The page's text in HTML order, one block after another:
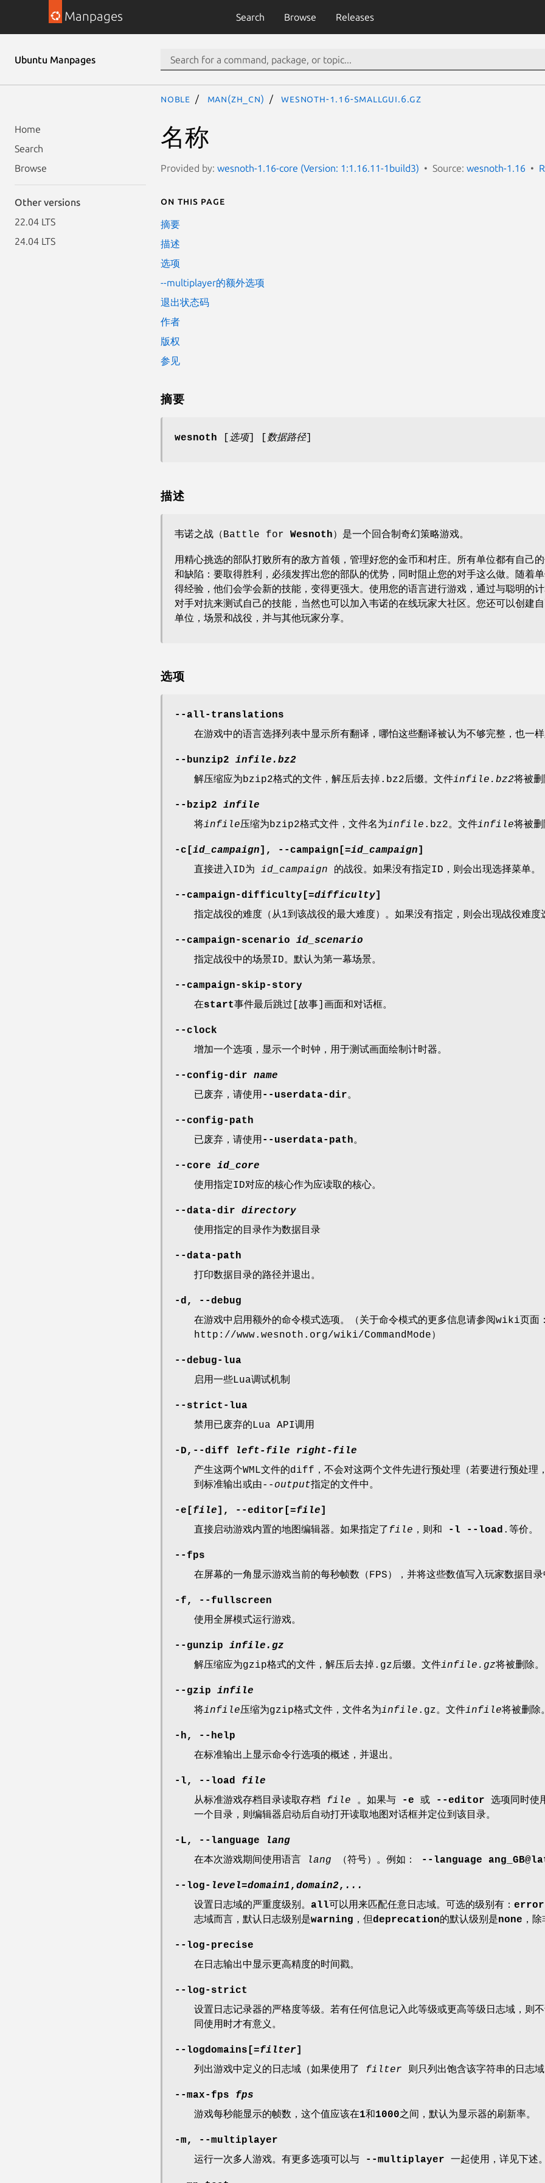
Manpages Search Browse Releases
Ubuntu Manpages
Home
Search
Browse
Other versions
22.04 LTS
24.04 LTS
noble man(zh_CN) wesnoth-1.16-smallgui.6.gz
名称
Provided by: wesnoth-1.16-core (Version: 1:1.16.11-1build3) Source: wesnoth-1.16
On this page
摘要
描述
选项
--multiplayer的额外选项
退出状态码
作者
版权
参见
摘要
wesnoth 选项 数据路径]
描述
韦诺之战（Battle for Wesnoth）是一个回合制奇幻策略游戏。
用精心挑选的部队打败所有的敌方首领，管理好您的金币和村庄。所有单位都有自己
和缺陷：要取得胜利，必须发挥出您的部队的优势，同时阻止您的对手这么做。随着
得经验，他们会学会新的技能，变得更强大。使用您的语言进行游戏，通过与聪明的
对手对抗来测试自己的技能，当然也可以加入韦诺的在线玩家大社区。您还可以创建
单位，场景和战役，并与其他玩家分享。
选项
--all-translations
在游戏中的语言选择列表中显示所有翻译，哪怕这些翻译被认为不够完整，也一
--bunzip2 infile.bz2
解压缩应为bzip2格式的文件，解压后去掉.bz2后缀。文件infile.bz2将被
--bzip2 infile
将infile压缩为bzip2格式文件，文件名为infile .bz2。文件infile将被
-c[ id_campaign ], --campaign[ =id_campaign
直接进入ID为 id_campaign 的战役。如果没有指定ID，则会出现选择菜单。
--campaign-difficulty[ =difficulty
指定战役的难度（从1到该战役的最大难度）。如果没有指定，则会出现战役难度
--campaign-scenario id_scenario
指定战役中的场景ID。默认为第一幕场景。
--campaign-skip-story
在start事件最后跳过[故事]画面和对话框。
--clock
增加一个选项，显示一个时钟，用于测试画面绘制计时器。
--config-dir name
已废弃，请使用--userdata-dir。
--config-path
已废弃，请使用--userdata-path。
--core id_core
使用指定ID对应的核心作为应读取的核心。
--data-dir directory
使用指定的目录作为数据目录
--data-path
打印数据目录的路径并退出。
-d, --debug
在游戏中启用额外的命令模式选项。（关于命令模式的更多信息请参阅wiki页面
http://www.wesnoth.org/wiki/CommandMode）
--debug-lua
启用一些Lua调试机制
--strict-lua
禁用已废弃的Lua API调用
-D,--diff left-file
right-file
产生这两个WML文件的diff，不会对这两个文件先进行预处理（若要进行预处理
到标准输出或由--output指定的文件中。
-e[ file ], --editor[ =file
直接启动游戏内置的地图编辑器。如果指定了 file ，则和 -l --load .等价。
--fps
在屏幕的一角显示游戏当前的每秒帧数（FPS），并将这些数值写入玩家数据目
-f, --fullscreen
使用全屏模式运行游戏。
--gunzip infile.gz
解压缩应为gzip格式的文件，解压后去掉.gz后缀。文件infile.gz将被删除。
--gzip infile
将infile压缩为gzip格式文件，文件名为infile .gz。文件infile将被删除
-h, --help
在标准输出上显示命令行选项的概述，并退出。
-l, --load file
从标准游戏存档目录读取存档 file 。如果与 -e 或 --editor 选项同时使
一个目录，则编辑器启动后自动打开读取地图对话框并定位到该目录。
-L, --language lang
在本次游戏期间使用语言
lang （符号）。例如： --language
--log- level=domain1, domain2, ...
设置日志域的严重度级别。 all可以用来匹配任意日志域。可选的级别有： error
志域而言，默认日志级别是warning ，但deprecation的默认级别是none ，
--log-precise
在日志输出中显示更高精度的时间戳。
--log-strict
设置日志记录器的严格度等级。若有任何信息记入此等级或更高等级日志域，
同使用时才有意义。
--logdomains[ =filter
列出游戏中定义的日志域（如果使用了 filter 则只列出饱含该字符串的日志
--max-fps fps
游戏每秒能显示的帧数，这个值应该在1和1000之间，默认为显示器的刷新率。
-m, --multiplayer
运行一次多人游戏。有更多选项可以与
--multiplayer 一起使用，详见下述